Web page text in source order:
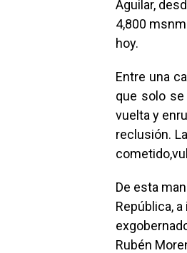
Aguilar,
4,800
hoy.
Entre una
que solo se
vuelta y
reclusión.
De esta
República,
Rubén